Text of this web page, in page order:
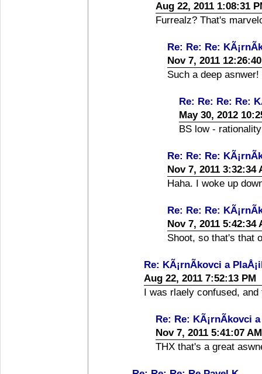
Aug 22, 2011 1:08:31
Furrealz? That's
Re: Re: Re:
Nov 7, 2011
Such a deep asnwer!
Re: Re: Re: Re:
May 30, 2012
BS low -
Re: Re: Re:
Nov 7, 2011 3:32:34
Haha. I woke up
Re: Re: Re:
Nov 7, 2011 5:42:34
Shoot, so that's that
Re: KÃ¡rnÃ­kovci a
Aug 22, 2011 7:52:13 PM
I was rlaely confused,
Re: Re: KÃ¡rnÃ­kovci
Nov 7, 2011 5:41:07 AM
THX that's a great